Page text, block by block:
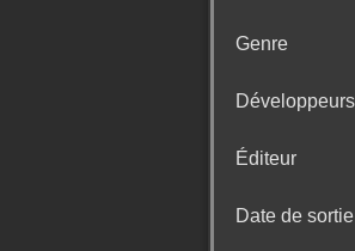
Genre
Développeurs
Éditeur
Date de sortie